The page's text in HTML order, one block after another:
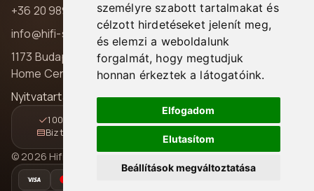
személyre szabott tartalmakat és
célzott hirdetéseket jelenít meg,
és elemzi a weboldalunk
forgalmát, hogy megtudjuk
honnan érkeztek a látogatóink.
Elfogadom
Elutasítom
Beállítások megváltoztatása
+36 20 989 7969
info@hifi-station.hu
1173 Budapest, Pesti út 237.
Home Center A/39
Nyitvatartás: H-P 08:00-16:30
100% magyar jótállás
Gyors és követhető kézbesítés
Biztonságos online fizetés
14 napos elállási lehetőség
© 2026 Hifi Station Kft. Minden jog fenntartva.